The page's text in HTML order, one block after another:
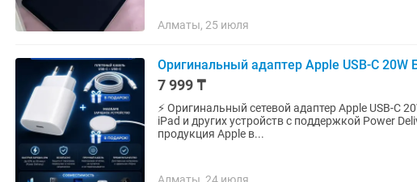
Алматы, 25 июля
Оригинальный адаптер Apple USB-C
7 999 ₸
⚡ Оригинальный сетевой адаптер Apple USB-C
iPad и других устройств с поддержкой Power Delivery (PD). Продается
продукция Apple в...